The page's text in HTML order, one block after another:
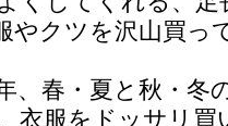
やクツを沢山買っ
、春・夏と秋・冬
衣服をドッサリ買